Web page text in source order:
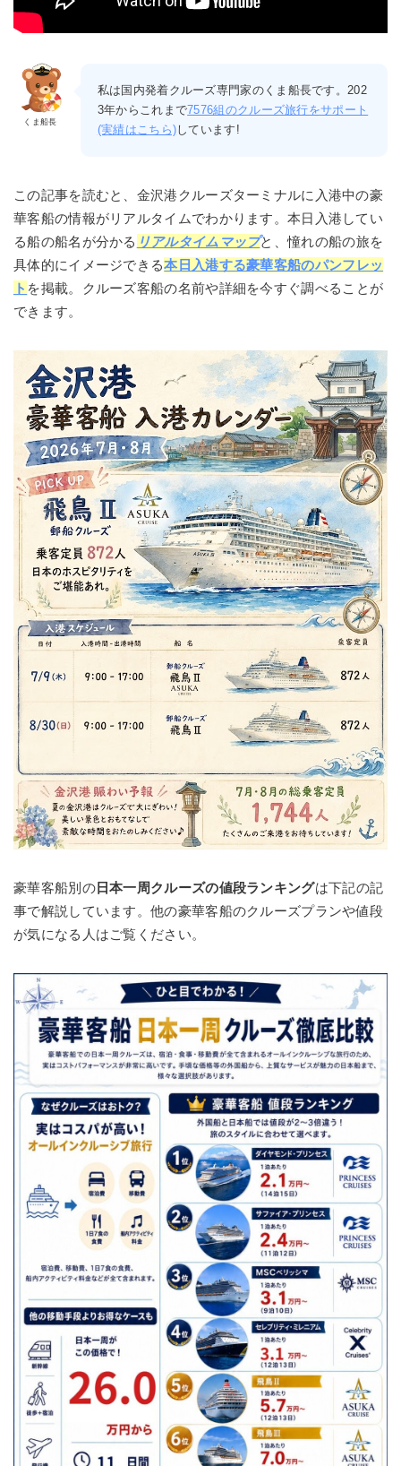
くま船長
私は国内発着クルーズ専門家のくま船長です。202
3年からこれまで7576組のクルーズ旅行をサポート
(実績はこちら)しています!
この記事を読むと、金沢港クルーズターミナルに入港中の豪
華客船の情報がリアルタイムでわかります。本日入港してい
る船の船名が分かる リアルタイムマップと、憧れの船の旅を
具体的にイメージできる本日入港する豪華客船のパンフレッ
ト を掲載。クルーズ客船の名前や詳細を今すぐ調べることが
できます。
豪華客船別の日本一周クルーズの値段ランキングは下記の記
事で解説しています。他の豪華客船のクルーズプランや値段
が気になる人はご覧ください。